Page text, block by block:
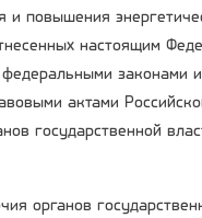
и повышения
настоящим
федеральными законами
актами
государственной
органов